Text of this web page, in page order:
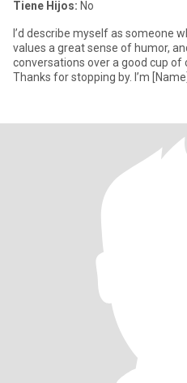
Tiene Hijos: No
I’d describe myself as someone
values a great sense of humor,
conversations over a good cup of
Thanks for stopping by. I’m